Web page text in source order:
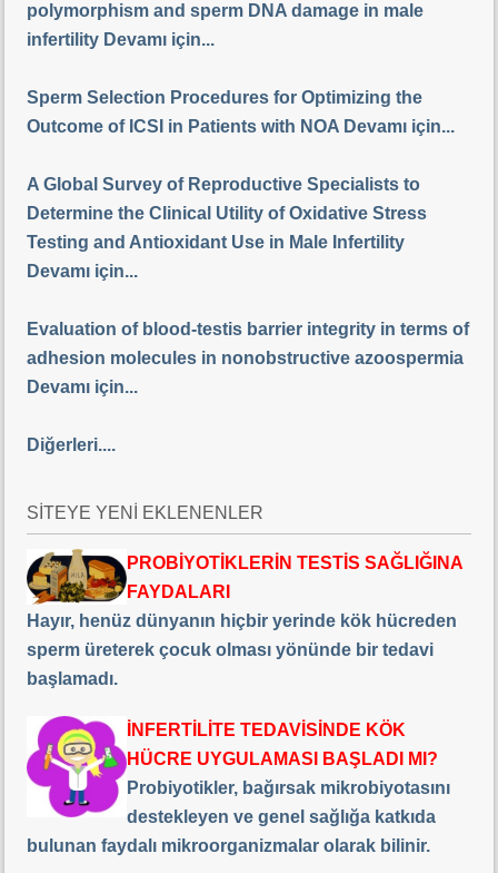
polymorphism and sperm DNA damage in male
infertility Devamı için...
Sperm Selection Procedures for Optimizing the
Outcome of ICSI in Patients with NOA Devamı için...
A Global Survey of Reproductive Specialists to
Determine the Clinical Utility of Oxidative Stress
Testing and Antioxidant Use in Male Infertility
Devamı için...
Evaluation of blood-testis barrier integrity in terms of
adhesion molecules in nonobstructive azoospermia
Devamı için...
Diğerleri....
SİTEYE YENİ EKLENENLER
PROBİYOTİKLERİN TESTİS SAĞLIĞINA
FAYDALARI
Hayır, henüz dünyanın hiçbir yerinde kök hücreden
sperm üreterek çocuk olması yönünde bir tedavi
başlamadı.
İNFERTİLİTE TEDAVİSİNDE KÖK
HÜCRE UYGULAMASI BAŞLADI MI?
Probiyotikler, bağırsak mikrobiyotasını
destekleyen ve genel sağlığa katkıda
bulunan faydalı mikroorganizmalar olarak bilinir.